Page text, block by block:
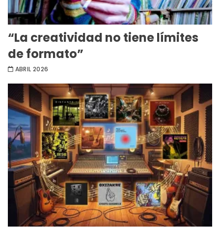
“La creatividad no tiene límites
de formato”
ABRIL 2026